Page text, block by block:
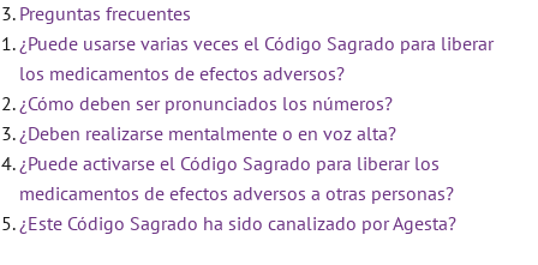
Preguntas frecuentes
¿Puede usarse varias veces el Código Sagrado para liberar
los medicamentos de efectos adversos?
¿Cómo deben ser pronunciados los números?
¿Deben realizarse mentalmente o en voz alta?
¿Puede activarse el Código Sagrado para liberar los
medicamentos de efectos adversos a otras personas?
¿Este Código Sagrado ha sido canalizado por Agesta?